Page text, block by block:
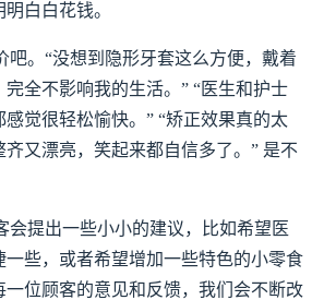
白白花钱。
吧。“没想到隐形牙套这么方便，戴着
全不影响我的生活。” “医生和护士
觉很轻松愉快。” “矫正效果真的太
又漂亮，笑起来都自信多了。” 是不
会提出一些小小的建议，比如希望医
一些，或者希望增加一些特色的小零食
位顾客的意见和反馈，我们会不断改